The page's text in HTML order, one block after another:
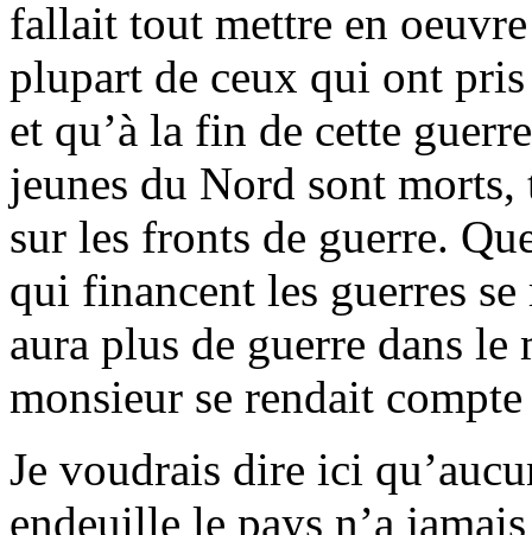
fallait tout mettre en
plupart de ceux qui ont
et qu’à la fin de cette
jeunes du Nord sont
sur les fronts de guerre.
qui financent les guerres
aura plus de guerre dans le
monsieur se rendait
Je voudrais dire ici
endeuille le pays n’a